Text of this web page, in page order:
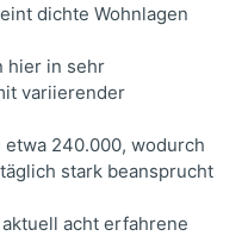
dichte Wohnlagen
hier in sehr
variierender
240.000, wodurch
stark beansprucht
acht erfahrene